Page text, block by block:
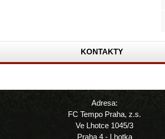
KONTAKTY
Adresa:
FC Tempo Praha, z.s.
Ve Lhotce 1045/3
Praha 4 - Lhotka